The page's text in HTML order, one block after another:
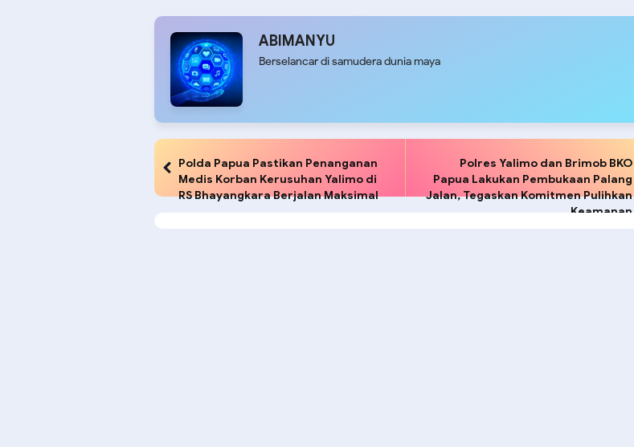
Irigasi
ABIMANYU
Berselancar di samudera dunia maya
Polda Papua Pastikan Penanganan
Medis Korban Kerusuhan Yalimo di
RS Bhayangkara Berjalan Maksimal
Polres Yalimo dan Brimob BKO
Papua Lakukan Pembukaan Palang
Jalan, Tegaskan Komitmen Pulihkan
Keamanan